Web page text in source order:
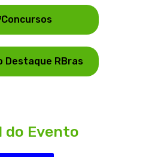
Concursos
Destaque RBras
do Evento